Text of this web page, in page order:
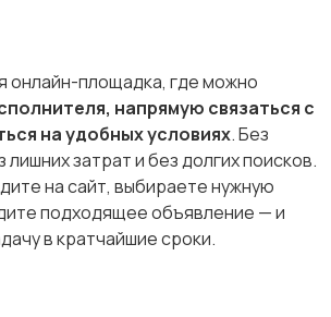
онлайн-площадка, где можно
напрямую связаться с
на удобных условиях. Без
затрат и без долгих поисков.
на сайт, выбираете нужную
подходящее объявление — и
в кратчайшие сроки.